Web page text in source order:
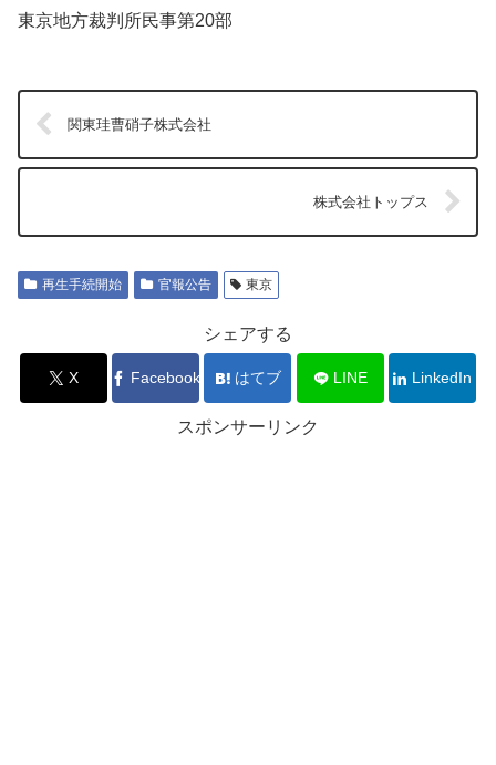
東京地方裁判所民事第20部
関東珪曹硝子株式会社
株式会社トップス
再生手続開始 官報公告 東京
シェアする
X Facebook はてブ LINE LinkedIn
スポンサーリンク